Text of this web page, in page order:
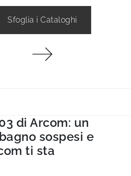
Sfoglia i Cataloghi
di Arcom: un
sospesi e
ti sta